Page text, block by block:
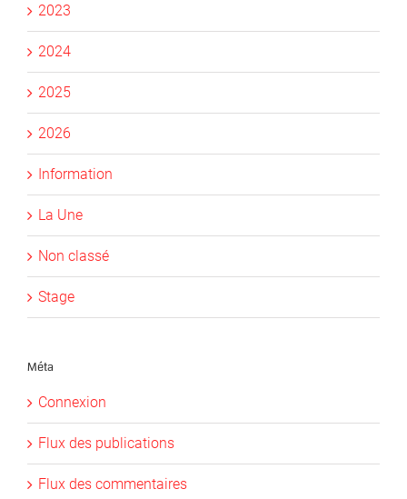
2023
2024
2025
2026
Information
La Une
Non classé
Stage
Méta
Connexion
Flux des publications
Flux des commentaires